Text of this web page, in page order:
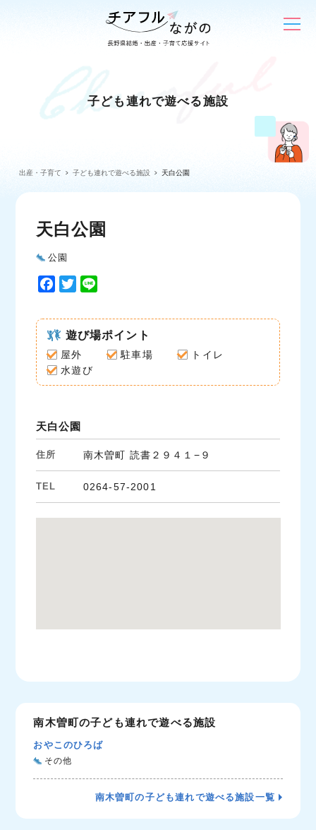
子ども連れで遊べる施設
出産・子育て 子ども連れで遊べる施設 天白公園
天白公園
公園
F
c
e
b
o
o
T
i
t
t
e
r
n
e
遊び場ポイント
屋外 駐車場
トイレ
水遊び
天白公園
住所 南木曽町 読書２９４１−９
TEL 0264-57-2001
南木曽町の子ども連れで遊べる施設
おやこのひろば
その他
南木曽町の子ども連れで遊べる施設一覧